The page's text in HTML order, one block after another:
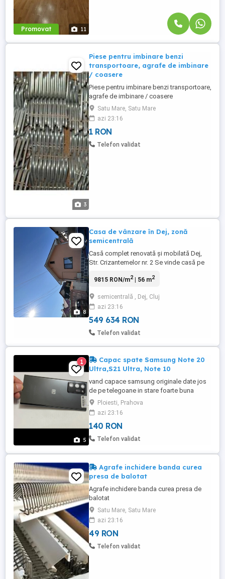
Promovat 11
3
Piese pentru imbinare benzi
transportoare, agrafe de imbinare
/ coasere
Piese pentru imbinare benzi transportoare,
agrafe de imbinare / coasere
Satu Mare, Satu Mare
azi 23:16
1 RON
Telefon validat
8
Casa de vânzare în Dej, zonă
semicentrală
Casă complet renovată și mobilată Dej,
Str. Crizantemelor nr. 2 Se vinde casă pe
din Dej, ideală pentru un cuplu, o familie la
doresc confortul unei case fără grija
renovărilor. Detalii proprietate: * Suprafață
...
9815 RON/m2| 56 m2
semicentrală , Dej, Cluj
azi 23:16
549 634 RON
Telefon validat
5
1
Capac spate Samsung Note 20
Ultra,S21 Ultra, Note 10
vand capace samsung originale date jos
de pe telegoane in stare foarte buna
Capac spate Samsung Note 20 Ultra,S21
Ultra, Note 10 Vând : Capac spate
Samsung Note 20 Ultra:140 lei Capac
Samsung Galaxy S21 Ultra 90 lei Capac
Samsung Note 10 79 lei Perfect funcțional
Ploiesti, Prahova
azi 23:16
140 RON
Telefon validat
Agrafe inchidere banda curea
presa de balotat
Agrafe inchidere banda curea presa de
balotat
Satu Mare, Satu Mare
azi 23:16
49 RON
Telefon validat